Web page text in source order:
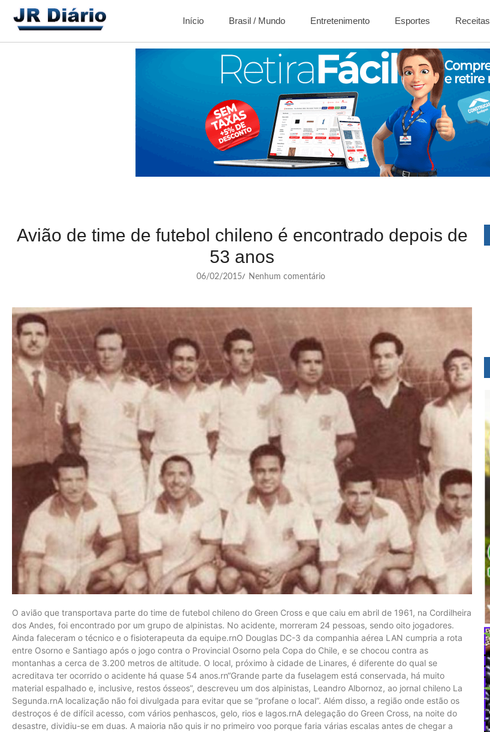
Início Brasil / Mundo Entretenimento Esportes Receitas
Avião de time de futebol chileno é encontrado depois de
53 anos
06/02/2015/ Nenhum comentário
O avião que transportava parte do time de futebol chileno do Green Cross e que caiu em abril de 1961, na Cordilheira
dos Andes, foi encontrado por um grupo de alpinistas. No acidente, morreram 24 pessoas, sendo oito jogadores.
Ainda faleceram o técnico e o fisioterapeuta da equipe.rnO Douglas DC-3 da companhia aérea LAN cumpria a rota
entre Osorno e Santiago após o jogo contra o Provincial Osorno pela Copa do Chile, e se chocou contra as
montanhas a cerca de 3.200 metros de altitude. O local, próximo à cidade de Linares, é diferente do qual se
acreditava ter ocorrido o acidente há quase 54 anos.rn“Grande parte da fuselagem está conservada, há muito
material espalhado e, inclusive, restos ósseos”, descreveu um dos alpinistas, Leandro Albornoz, ao jornal chileno La
Segunda.rnA localização não foi divulgada para evitar que se “profane o local”. Além disso, a região onde estão os
destroços é de difícil acesso, com vários penhascos, gelo, rios e lagos.rnA delegação do Green Cross, na noite do
desastre, dividiu-se em duas. A maioria não quis ir no primeiro voo porque faria várias escalas antes de chegar a